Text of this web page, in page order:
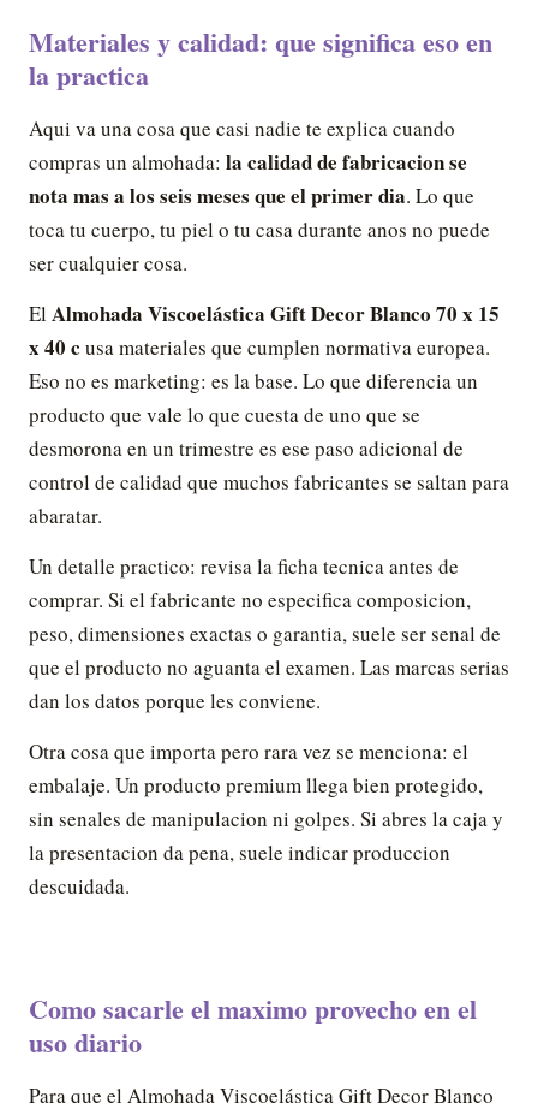
Materiales y calidad: que significa eso en
la practica
Aqui va una cosa que casi nadie te explica cuando
compras un almohada: la calidad de fabricacion se
nota mas a los seis meses que el primer dia. Lo que
toca tu cuerpo, tu piel o tu casa durante anos no puede
ser cualquier cosa.
El Almohada Viscoelástica Gift Decor Blanco 70 x 15
x 40 c usa materiales que cumplen normativa europea.
Eso no es marketing: es la base. Lo que diferencia un
producto que vale lo que cuesta de uno que se
desmorona en un trimestre es ese paso adicional de
control de calidad que muchos fabricantes se saltan para
abaratar.
Un detalle practico: revisa la ficha tecnica antes de
comprar. Si el fabricante no especifica composicion,
peso, dimensiones exactas o garantia, suele ser senal de
que el producto no aguanta el examen. Las marcas serias
dan los datos porque les conviene.
Otra cosa que importa pero rara vez se menciona: el
embalaje. Un producto premium llega bien protegido,
sin senales de manipulacion ni golpes. Si abres la caja y
la presentacion da pena, suele indicar produccion
descuidada.
Como sacarle el maximo provecho en el
uso diario
Para que el Almohada Viscoelástica Gift Decor Blanco